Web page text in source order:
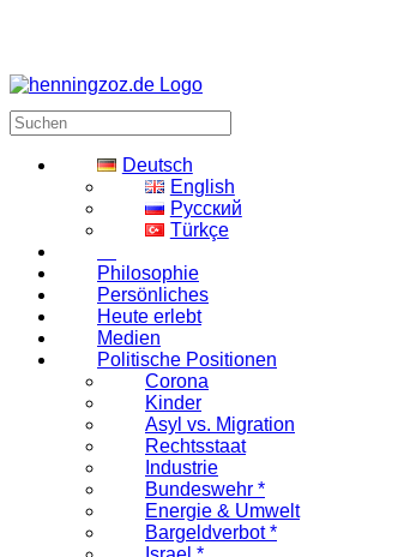
Deutsch
English
Русский
Türkçe
Philosophie
Persönliches
Heute erlebt
Medien
Politische Positionen
Corona
Kinder
Asyl vs. Migration
Rechtsstaat
Industrie
Bundeswehr *
Energie & Umwelt
Bargeldverbot *